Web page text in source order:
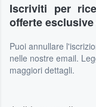
Iscriviti per
offerte
Puoi annullare
nelle nostre email.
maggiori dettagli.